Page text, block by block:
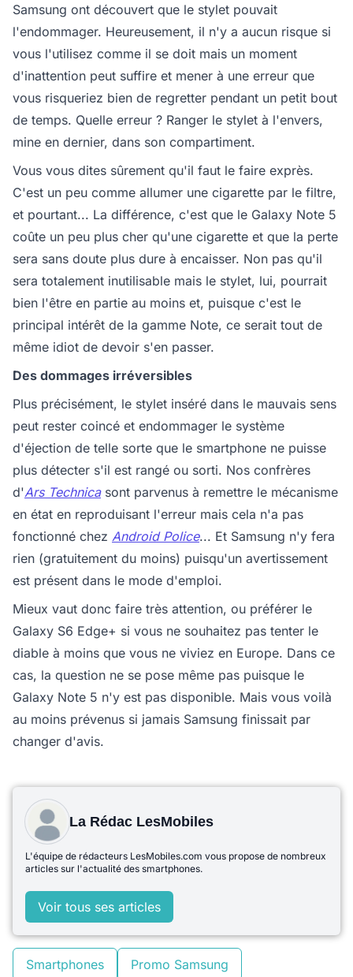
Samsung ont découvert que le stylet pouvait
l'endommager. Heureusement, il n'y a aucun risque si
vous l'utilisez comme il se doit mais un moment
d'inattention peut suffire et mener à une erreur que
vous risqueriez bien de regretter pendant un petit bout
de temps. Quelle erreur ? Ranger le stylet à l'envers,
mine en dernier, dans son compartiment.
Vous vous dites sûrement qu'il faut le faire exprès.
C'est un peu comme allumer une cigarette par le filtre,
et pourtant... La différence, c'est que le Galaxy Note 5
coûte un peu plus cher qu'une cigarette et que la perte
sera sans doute plus dure à encaisser. Non pas qu'il
sera totalement inutilisable mais le stylet, lui, pourrait
bien l'être en partie au moins et, puisque c'est le
principal intérêt de la gamme Note, ce serait tout de
même idiot de devoir s'en passer.
Des dommages irréversibles
Plus précisément, le stylet inséré dans le mauvais sens
peut rester coincé et endommager le système
d'éjection de telle sorte que le smartphone ne puisse
plus détecter s'il est rangé ou sorti. Nos confrères
d'Ars Technicasont parvenus à remettre le mécanisme
en état en reproduisant l'erreur mais cela n'a pas
fonctionné chez Android Police... Et Samsung n'y fera
rien (gratuitement du moins) puisqu'un avertissement
est présent dans le mode d'emploi.
Mieux vaut donc faire très attention, ou préférer le
Galaxy S6 Edge+ si vous ne souhaitez pas tenter le
diable à moins que vous ne viviez en Europe. Dans ce
cas, la question ne se pose même pas puisque le
Galaxy Note 5 n'y est pas disponible. Mais vous voilà
au moins prévenus si jamais Samsung finissait par
changer d'avis.
La Rédac LesMobiles
L'équipe de rédacteurs LesMobiles.com vous propose de nombreux
articles sur l'actualité des smartphones.
Voir tous ses articles
Smartphones Promo Samsung